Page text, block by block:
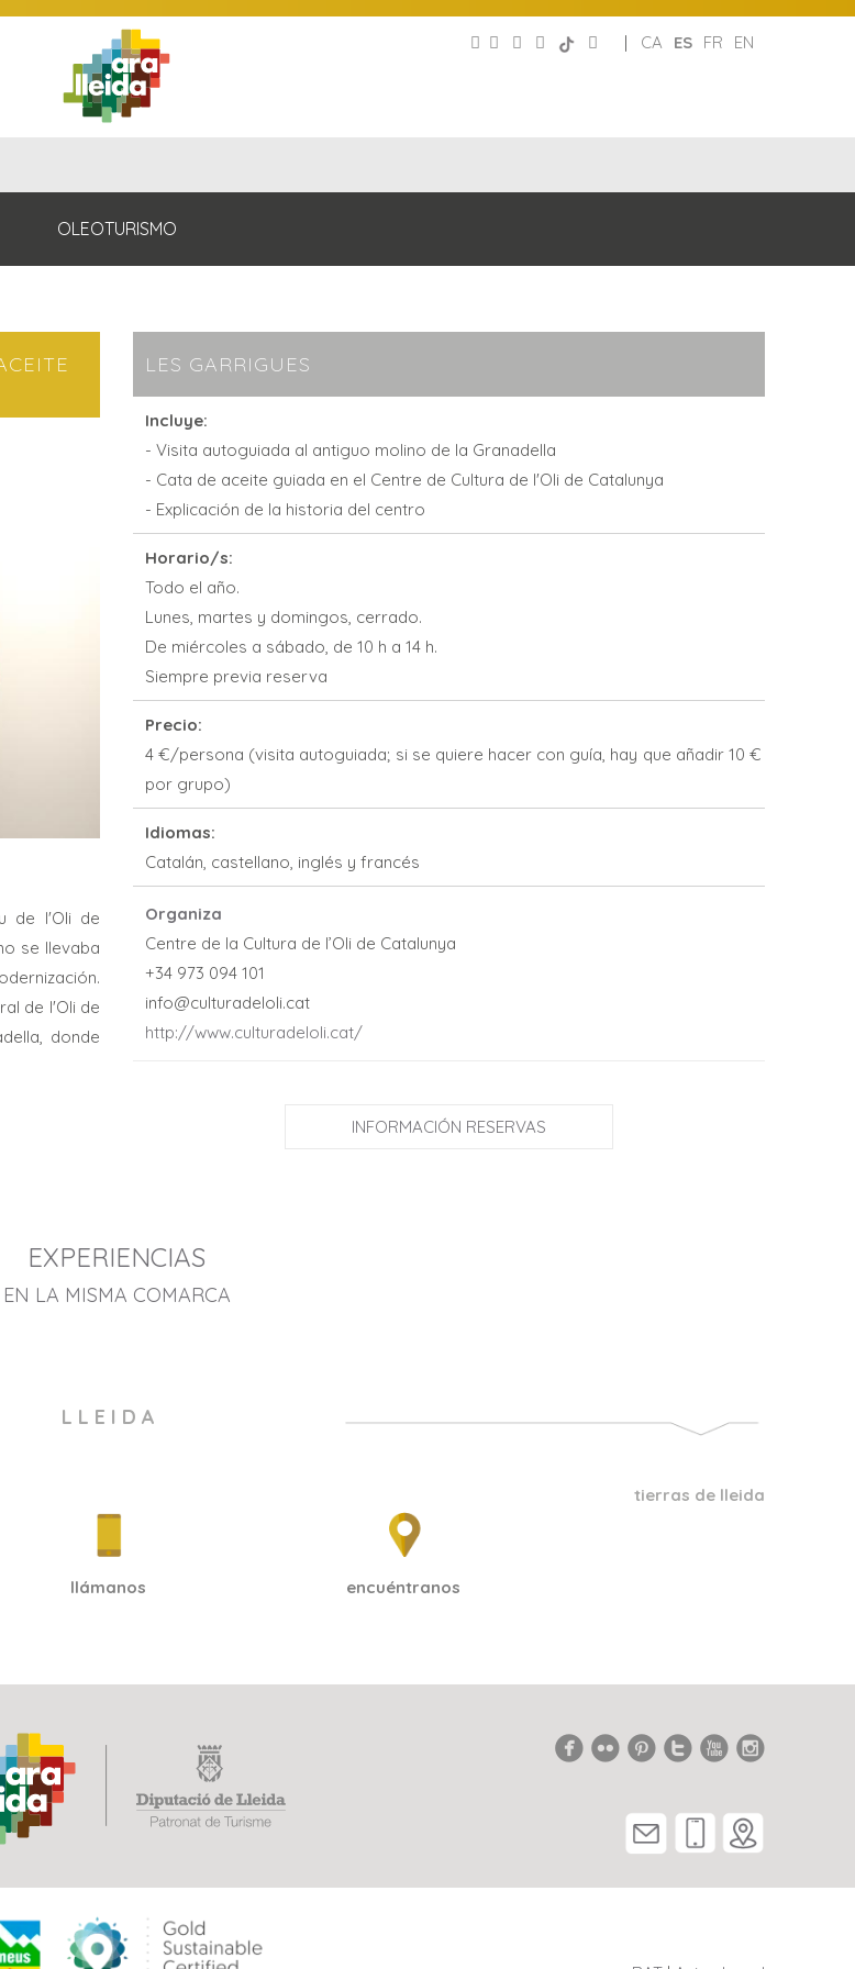
CA ES FR EN
|
AMIGOS
OLEOTURISMO
de l'Oli de
se llevaba
de l'Oli de
donde
LES GARRIGUES
Incluye:
- Visita autoguiada al antiguo molino de la Granadella
- Cata de aceite guiada en el Centre de Cultura de l'Oli de Catalunya
- Explicación de la historia del centro
Horario/s:
Todo el año.
Lunes, martes y domingos, cerrado.
De miércoles a sábado, de 10 h a 14 h.
Siempre previa reserva
Precio:
4 €/persona (visita autoguiada; si se quiere hacer con guía, hay que añadir 10 €
por grupo)
Idiomas:
Catalán, castellano, inglés y francés
Organiza
Centre de la Cultura de l’Oli de Catalunya
+34 973 094 101
info@culturadeloli.cat
http://www.culturadeloli.cat/
INFORMACIÓN RESERVAS
EXPERIENCIAS
EN LA MISMA COMARCA
L L E I D A
tierras de lleida
llámanos encuéntranos